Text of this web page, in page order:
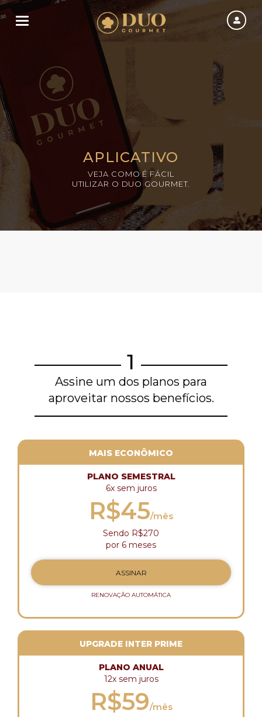
Toggle navigation
APLICATIVO
VEJA COMO É FÁCIL
UTILIZAR O DUO GOURMET.
1
Assine um dos planos para
aproveitar nossos benefícios.
MAIS ECONÔMICO
PLANO SEMESTRAL
6x sem juros
R$45/mês
Sendo R$270
por 6 meses
ASSINAR
RENOVAÇÃO AUTOMÁTICA
UPGRADE INTER PRIME
PLANO ANUAL
12x sem juros
R$59/mês